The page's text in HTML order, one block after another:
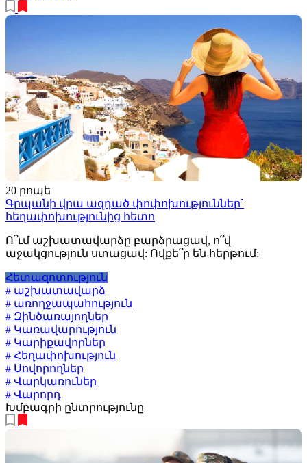
20 րոպե
Գրպանի վրա ազդած փոփոխություններ`
հեղափոխությունից հետո
Ո՞ւմ աշխատավարձը բարձրացավ, ո՞վ
աջակցություն ստացավ: Ովքե՞ր են հերթում:
Հետազոտություն
# աշխատավարձ
# առողջապահություն
# Զինծառայողներ
# Կառավարություն
# Կարիքավորներ
# Հեղափոխություն
# Սովորողներ
# Վարկառուներ
# Վարորդ
Խմբագրի ընտրությունը